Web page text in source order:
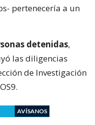
pertenecería a un
detenidas,
las diligencias
de Investigación
AVÍSANOS